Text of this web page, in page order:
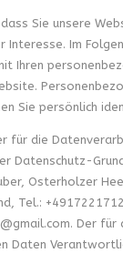
Sie unsere
Interesse. Im
Ihren
Sie persönlich
für die
Datenschutz-
Osterholzer
Tel.:
Der
Daten